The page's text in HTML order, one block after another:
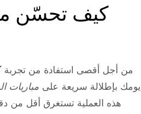
كيف تحسّن
من أجل أقصى استفادة من تجربة
يومك بإطلالة سريعة على مباريات
هذه العملية تستغرق أقل من